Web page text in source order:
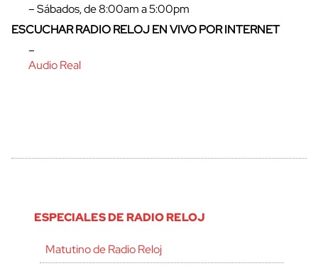
– Sábados, de 8:00am a 5:00pm
ESCUCHAR RADIO RELOJ EN VIVO POR INTERNET
–
Audio Real
ESPECIALES DE RADIO RELOJ
Matutino de Radio Reloj